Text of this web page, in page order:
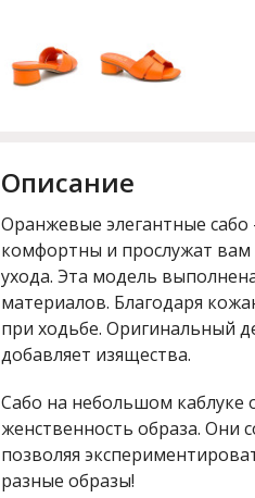
Описание
Оранжевые элегантные
комфортны и прослужат вам
ухода. Эта модель
материалов. Благодаря
при ходьбе. Оригинальный
добавляет изящества.
Сабо на небольшом каблуке
женственность образа. Они
позволяя
разные образы!